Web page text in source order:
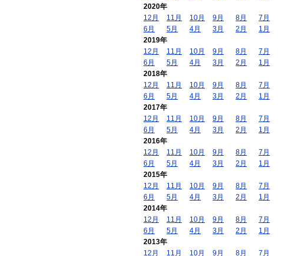
2020年
12月
11月 10月 9月 8月
7月
6月
5月 4月 3月 2月
1月
2019年
12月
11月 10月 9月 8月
7月
6月
5月 4月 3月 2月
1月
2018年
12月
11月 10月 9月 8月
7月
6月
5月 4月 3月 2月
1月
2017年
12月
11月 10月 9月 8月
7月
6月
5月 4月 3月 2月
1月
2016年
12月
11月 10月 9月 8月
7月
6月
5月 4月 3月 2月
1月
2015年
12月
11月 10月 9月 8月
7月
6月
5月 4月 3月 2月
1月
2014年
12月
11月 10月 9月 8月
7月
6月
5月 4月 3月 2月
1月
2013年
12月
11月 10月 9月 8月 7月